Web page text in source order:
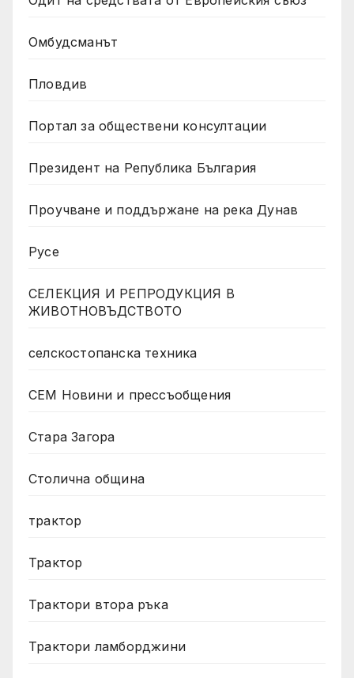
Омбудсманът
Пловдив
Портал за обществени консултации
Президент на Република България
Проучване и поддържане на река Дунав
Русе
СЕЛЕКЦИЯ И РЕПРОДУКЦИЯ В
ЖИВОТНОВЪДСТВОТО
селскостопанска техника
СЕМ Новини и прессъобщения
Стара Загора
Столична община
трактор
Трактор
Трактори втора ръка
Трактори ламборджини